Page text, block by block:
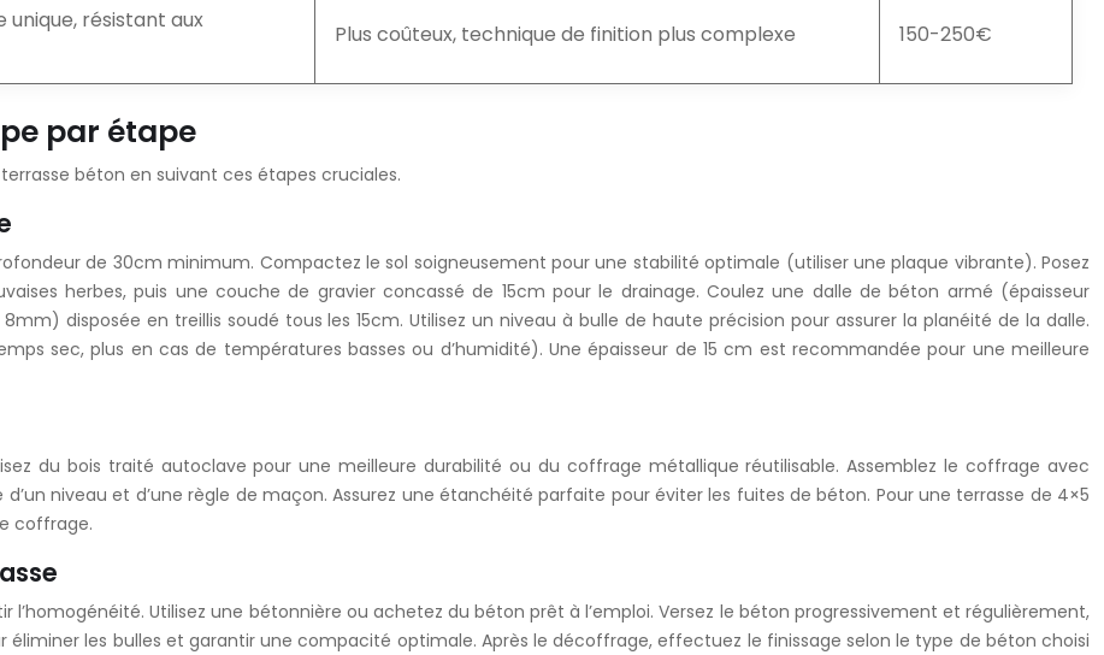
résistant aux
Plus coûteux, technique de finition plus complexe 150-250€
par étape
béton en suivant ces étapes cruciales.
de 30cm minimum. Compactez le sol soigneusement pour une stabilité optimale (utiliser une plaque vibrante). Posez
herbes, puis une couche de gravier concassé de 15cm pour le drainage. Coulez une dalle de béton armé (épaisseur
disposée en treillis soudé tous les 15cm. Utilisez un niveau à bulle de haute précision pour assurer la planéité de la dalle.
sec, plus en cas de températures basses ou d’humidité). Une épaisseur de 15 cm est recommandée pour une meilleure
du bois traité autoclave pour une meilleure durabilité ou du coffrage métallique réutilisable. Assemblez le coffrage avec
niveau et d’une règle de maçon. Assurez une étanchéité parfaite pour éviter les fuites de béton. Pour une terrasse de 4×5
coffrage.
Utilisez une bétonnière ou achetez du béton prêt à l’emploi. Versez le béton progressivement et régulièrement,
éliminer les bulles et garantir une compacité optimale. Après le décoffrage, effectuez le finissage selon le type de béton choisi